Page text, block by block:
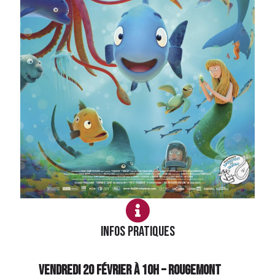
Infos PRATIQUES
VEndredi 20 février à 10h – ROUGEMONT